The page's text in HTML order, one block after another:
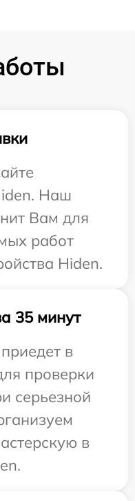
Наш
Вам для
работ
Hiden.
35 минут
в
проверки
серьезной
в